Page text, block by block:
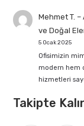
Mehmet T. –
ve Doğal
5 Ocak 2025
Ofisimizin
modern hem
hizmetleri
Takipte